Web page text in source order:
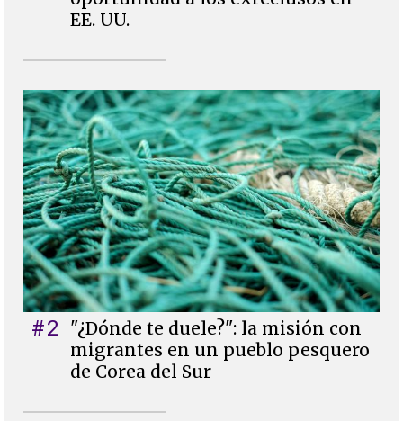
EE. UU.
#2
"¿Dónde te duele?": la misión con
migrantes en un pueblo pesquero
de Corea del Sur